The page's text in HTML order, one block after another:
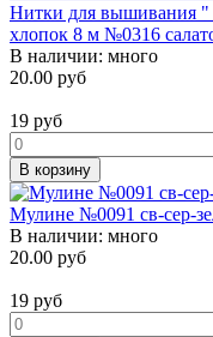
Нитки для вышивания "
хлопок 8 м №0316
В наличии: много
20.00 руб
19 руб
В корзину
Мулине №0091 св-сер-
В наличии: много
20.00 руб
19 руб